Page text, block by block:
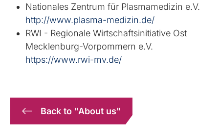
Nationales Zentrum für Plasmamedizin e.V.
http://www.plasma-medizin.de/
RWI - Regionale Wirtschaftsinitiative Ost
Mecklenburg-Vorpommern e.V.
https://www.rwi-mv.de/
Back to "About us"